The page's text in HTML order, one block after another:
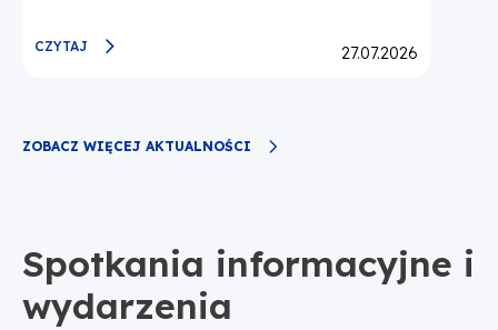
CZYTAJ Opublikowano:
27.07.2026
ZOBACZ WIĘCEJ AKTUALNOŚCI
Spotkania informacyjne i
wydarzenia